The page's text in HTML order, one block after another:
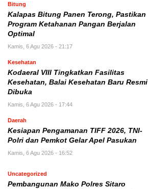
Bitung
Kalapas Bitung Panen Terong, Pastikan
Program Ketahanan Pangan Berjalan
Optimal
Kamis, 6 Agu 2026 - 21:17
Kesehatan
Kodaeral VIII Tingkatkan Fasilitas
Kesehatan, Balai Kesehatan Baru Resmi
Dibuka
Kamis, 6 Agu 2026 - 17:44
Daerah
Kesiapan Pengamanan TIFF 2026, TNI-
Polri dan Pemkot Gelar Apel Pasukan
Kamis, 6 Agu 2026 - 16:52
Uncategorized
Pembangunan Mako Polres Sitaro